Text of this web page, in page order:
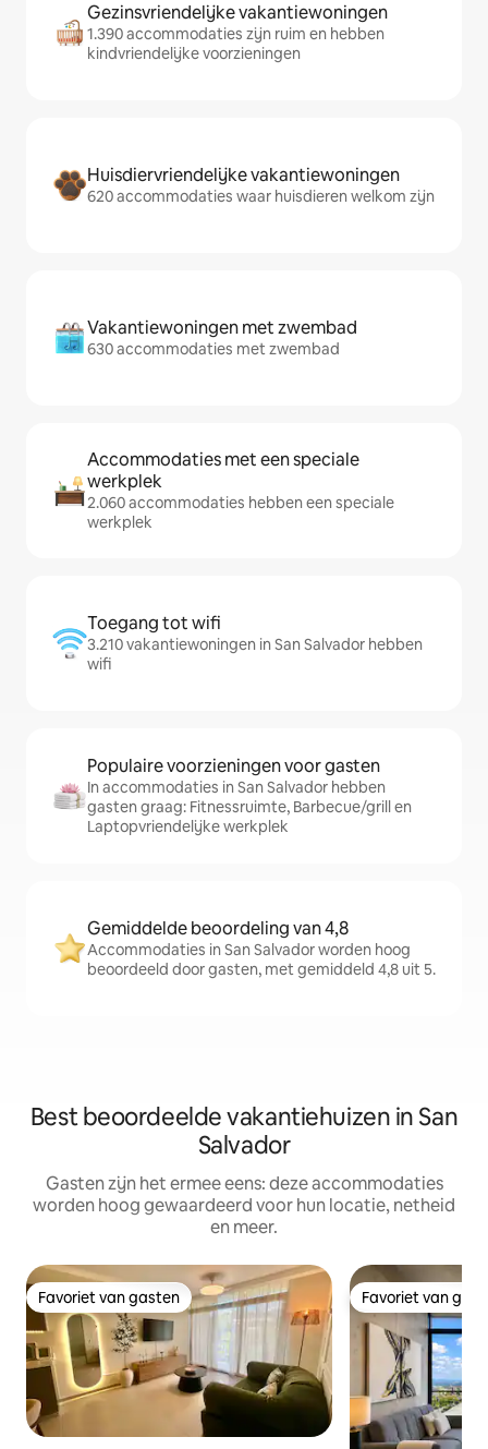
Gezinsvriendelijke vakantiewoningen
1.390 accommodaties zijn ruim en hebben
kindvriendelijke voorzieningen
Huisdiervriendelijke vakantiewoningen
620 accommodaties waar huisdieren welkom zijn
Vakantiewoningen met zwembad
630 accommodaties met zwembad
Accommodaties met een speciale
werkplek
2.060 accommodaties hebben een speciale
werkplek
Toegang tot wifi
3.210 vakantiewoningen in San Salvador hebben
wifi
Populaire voorzieningen voor gasten
In accommodaties in San Salvador hebben
gasten graag: Fitnessruimte, Barbecue/grill en
Laptopvriendelijke werkplek
Gemiddelde beoordeling van 4,8
Accommodaties in San Salvador worden hoog
beoordeeld door gasten, met gemiddeld 4,8 uit 5.
Best beoordeelde vakantiehuizen in San
Salvador
Gasten zijn het ermee eens: deze accommodaties
worden hoog gewaardeerd voor hun locatie, netheid
en meer.
Favoriet van gasten
Favoriet van gasten Favoriet van
Favoriet van